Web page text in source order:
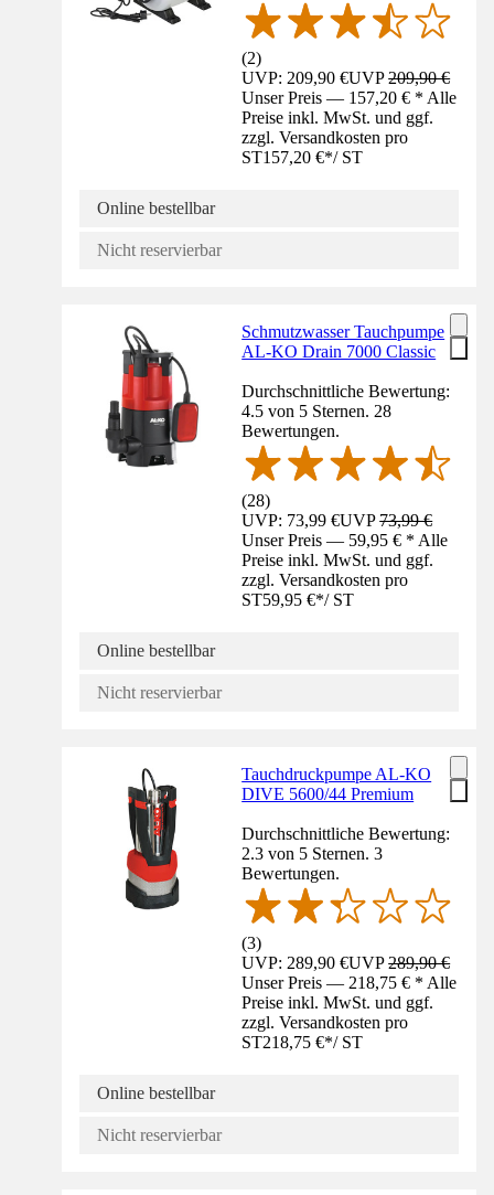
(2)
UVP: 209,90 €UVP209,90 €
Unser Preis — 157,20 € * Alle
Preise inkl. MwSt. und ggf.
zzgl. Versandkosten pro
ST157,20 €*/ ST
Online bestellbar
Nicht reservierbar
Schmutzwasser Tauchpumpe
AL-KO Drain 7000 Classic
Durchschnittliche Bewertung:
4.5 von 5 Sternen. 28
Bewertungen.
(28)
UVP: 73,99 €UVP73,99 €
Unser Preis — 59,95 € * Alle
Preise inkl. MwSt. und ggf.
zzgl. Versandkosten pro
ST59,95 €*/ ST
Online bestellbar
Nicht reservierbar
Tauchdruckpumpe AL-KO
DIVE 5600/44 Premium
Durchschnittliche Bewertung:
2.3 von 5 Sternen. 3
Bewertungen.
(3)
UVP: 289,90 €UVP289,90 €
Unser Preis — 218,75 € * Alle
Preise inkl. MwSt. und ggf.
zzgl. Versandkosten pro
ST218,75 €*/ ST
Online bestellbar
Nicht reservierbar